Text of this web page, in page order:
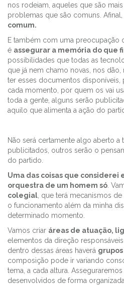
nos rodeiam, aqueles que são
problemas que são comuns. Afinal,
comum.
E também com uma preocupação
é assegurar a memória do que
possibilidades que todas as
que já nem chamo novas, nos
ter esses documentos disponíveis,
cada momento, por quem os vai
toda a gente, alguns serão
aquilo que alimenta a ação do
Não será certamente algo aberto a
publicitados, outros serão o
do partido.
Uma das coisas que considerei
orquestra de um homem só .
colegial , que terá mecanismos
o funcionamento além da minha
determinado momento.
Vamos criar áreas de atuação,
elementos da direção
dentro dessas áreas haverá
composição pode ir variando
tema, a cada altura.
desenvolvidos de forma